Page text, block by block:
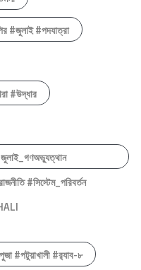
#জুলাই #পদযাত্রা
#উদ্ধার
#সিস্টেম_পরিবর্তন
#পটুয়াখালী #র‍্যাব-৮